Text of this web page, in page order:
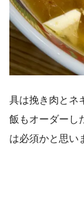
具は挽き肉とネ
飯もオーダーし
は必須かと思い